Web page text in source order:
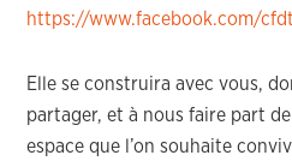
https://www.facebook.com/
Elle se construira avec vous,
partager, et à nous faire part
espace que l’on souhaite